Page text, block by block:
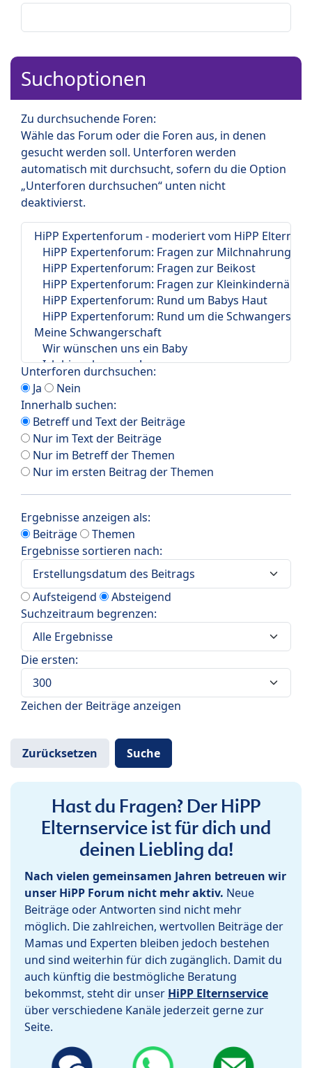
Suchoptionen
Zu durchsuchende Foren:
Wähle das Forum oder die Foren aus, in denen
gesucht werden soll. Unterforen werden
automatisch mit durchsucht, sofern du die Option
„Unterforen durchsuchen“ unten nicht
deaktivierst.
Unterforen durchsuchen:
Ja
Nein
Innerhalb suchen:
Betreff und Text der Beiträge
Nur im Text der Beiträge
Nur im Betreff der Themen
Nur im ersten Beitrag der Themen
Ergebnisse anzeigen als:
Beiträge
Themen
Ergebnisse sortieren nach:
Aufsteigend
Absteigend
Suchzeitraum begrenzen:
Die ersten:
Zeichen der Beiträge anzeigen
Hast du Fragen? Der HiPP
Elternservice ist für dich und
deinen Liebling da!
Nach vielen gemeinsamen Jahren betreuen wir
unser HiPP Forum nicht mehr aktiv. Neue
Beiträge oder Antworten sind nicht mehr
möglich. Die zahlreichen, wertvollen Beiträge der
Mamas und Experten bleiben jedoch bestehen
und sind weiterhin für dich zugänglich. Damit du
auch künftig die bestmögliche Beratung
bekommst, steht dir unser HiPP Elternservice
über verschiedene Kanäle jederzeit gerne zur
Seite.